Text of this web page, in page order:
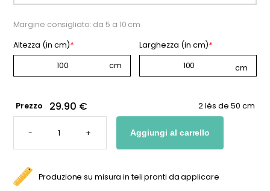
Margine consigliato: da 5 a 10 cm
Altezza (in cm)* Larghezza (in cm)*
Prezzo 29.90 € 2 lés de 50 cm
-
CARTA
PARATI
BALENA»
+ Aggiungi al carrello
Produzione su misura in teli pronti da applicare